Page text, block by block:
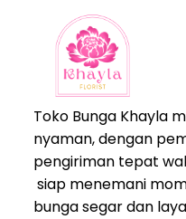
Toko Bunga Khayla
nyaman, dengan
pengiriman tepat
siap menemani
bunga segar dan